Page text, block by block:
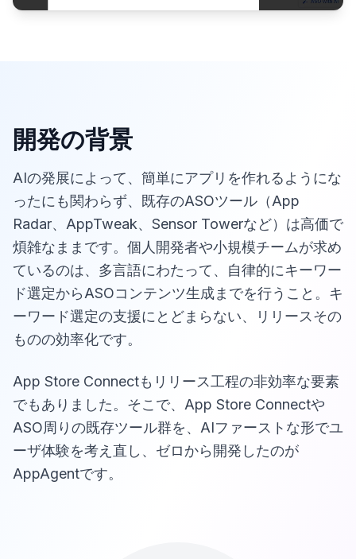
開発の背景
AIの発展によって、簡単にアプリを作れるようにな
ったにも関わらず、既存のASOツール（App
Radar、AppTweak、Sensor Towerなど）は高価で
煩雑なままです。個人開発者や小規模チームが求め
ているのは、多言語にわたって、自律的にキーワー
ド選定からASOコンテンツ生成までを行うこと。キ
ーワード選定の支援にとどまらない、リリースその
ものの効率化です。
App Store Connectもリリース工程の非効率な要素
でもありました。そこで、App Store Connectや
ASO周りの既存ツール群を、AIファーストな形でユ
ーザ体験を考え直し、ゼロから開発したのが
AppAgentです。